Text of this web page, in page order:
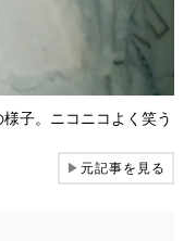
子。ニコニコよく笑う
▶元記事を見る